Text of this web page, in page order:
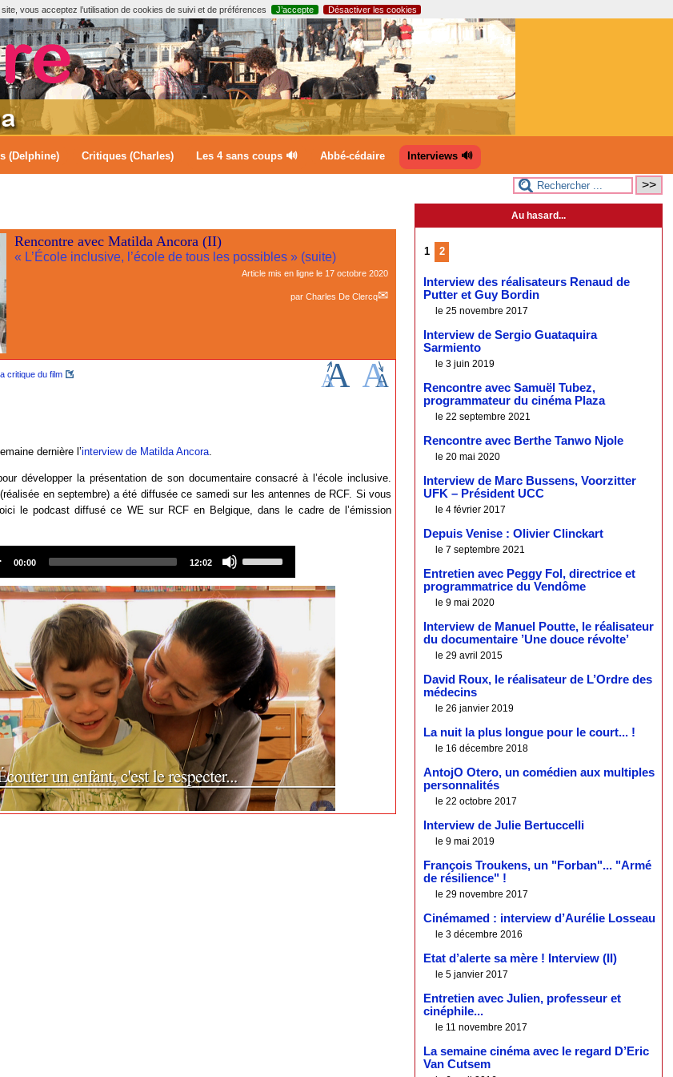
vous acceptez l’utilisation de cookies de suivi et de préférences J’accepte Désactiver les cookies
(Delphine) Critiques (Charles) Les 4 sans coups 🔊 Abbé-cédaire Interviews 🔊
Rencontre avec Matilda Ancora (II)
« L’École inclusive, l’école de tous les possibles » (suite)
Article mis en ligne le 17 octobre 2020
par Charles De Clercq
critique du film
dernière l’interview de Matilda Ancora
développer la présentation de son documentaire consacré à l’école inclusive.
en septembre) a été diffusée ce samedi sur les antennes de RCF. Si vous
le podcast diffusé ce WE sur RCF en Belgique, dans le cadre de l’émission
00:00 12:02
Up/Down
keys
to
increase
or
decrease
volume.
Au hasard...
1 2
Interview des réalisateurs Renaud de
Putter et Guy Bordin
le 25 novembre 2017
Interview de Sergio Guataquira
Sarmiento
le 3 juin 2019
Rencontre avec Samuël Tubez,
programmateur du cinéma Plaza
le 22 septembre 2021
Rencontre avec Berthe Tanwo Njole
le 20 mai 2020
Interview de Marc Bussens, Voorzitter
UFK – Président UCC
le 4 février 2017
Depuis Venise : Olivier Clinckart
le 7 septembre 2021
Entretien avec Peggy Fol, directrice et
programmatrice du Vendôme
le 9 mai 2020
Interview de Manuel Poutte, le réalisateur
du documentaire ’Une douce révolte’
le 29 avril 2015
David Roux, le réalisateur de L’Ordre des
médecins
le 26 janvier 2019
La nuit la plus longue pour le court... !
le 16 décembre 2018
AntojO Otero, un comédien aux multiples
personnalités
le 22 octobre 2017
Interview de Julie Bertuccelli
le 9 mai 2019
François Troukens, un "Forban"... "Armé
de résilience" !
le 29 novembre 2017
Cinémamed : interview d’Aurélie Losseau
le 3 décembre 2016
Etat d’alerte sa mère ! Interview (II)
le 5 janvier 2017
Entretien avec Julien, professeur et
cinéphile...
le 11 novembre 2017
La semaine cinéma avec le regard D’Eric
Van Cutsem